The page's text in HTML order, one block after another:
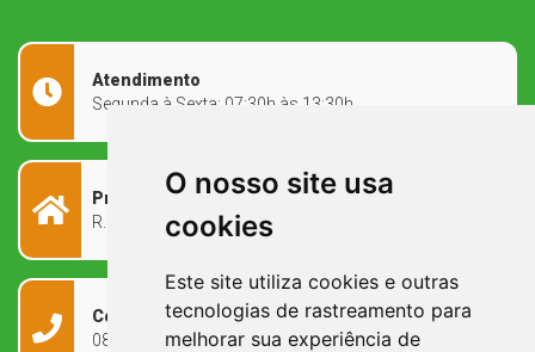
O nosso site usa
cookies
Este site utiliza cookies e outras
tecnologias de rastreamento para
melhorar sua experiência de
Atendimento
Segunda à Sexta: 07:30h às 13:30h
Prefeitura Municipal
R. Rivadávia Corrêa, 858 - Centro - RS, 97573-010
Contato
0800 090 2050